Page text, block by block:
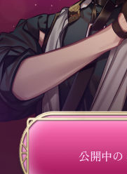
公開中